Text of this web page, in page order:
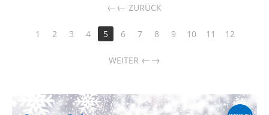
← ZURÜCK
1 2 3 4 5 6 7 8 9 10 11 12
WEITER →